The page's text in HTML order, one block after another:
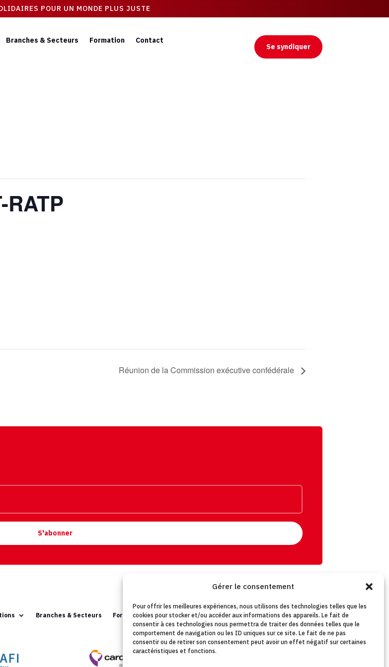
Gérer le consentement
Pour offrir les meilleures expériences, nous utilisons des technologies telles que les
cookies pour stocker et/ou accéder aux informations des appareils. Le fait de
consentir à ces technologies nous permettra de traiter des données telles que le
comportement de navigation ou les ID uniques sur ce site. Le fait de ne pas
consentir ou de retirer son consentement peut avoir un effet négatif sur certaines
caractéristiques et fonctions.
POUR UN MONDE PLUS JUSTE
Branches & Secteurs Formation Contact
Se syndiquer
RATP
Réunion de la Commission exécutive confédérale
S'abonner
Branches & Secteurs Formation Contact FAQ